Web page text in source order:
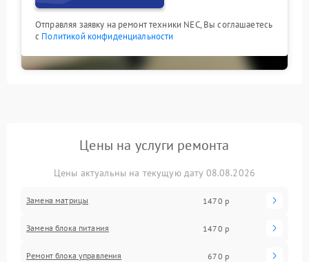
Отправляя заявку на ремонт техники NEC, Вы соглашаетесь
с Политикой конфиденциальности
Цены на услуги ремонта
Цены актуальны на текущую дату 08.08.2026
Замена матрицы 1470 р
Замена блока питания 1470 р
Ремонт блока управления 670 р